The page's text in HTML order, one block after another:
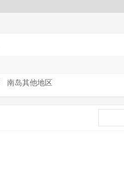
南岛其他地区